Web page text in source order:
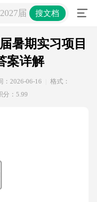
届暑期实习项目招
搜文档
暑期实习项目
案详解
：2026-06-16
格式：
分：5.99